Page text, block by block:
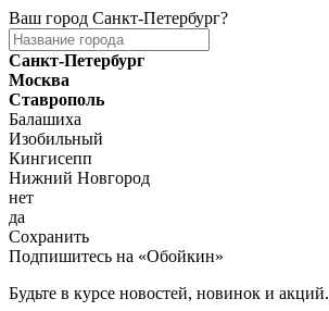
Ваш город Санкт-Петербург?
Санкт-Петербург
Москва
Ставрополь
Балашиха
Изобильный
Кингисепп
Нижний Новгород
нет
да
Сохранить
Подпишитесь на «Обойкин»
Будьте в курсе новостей, новинок и акций.